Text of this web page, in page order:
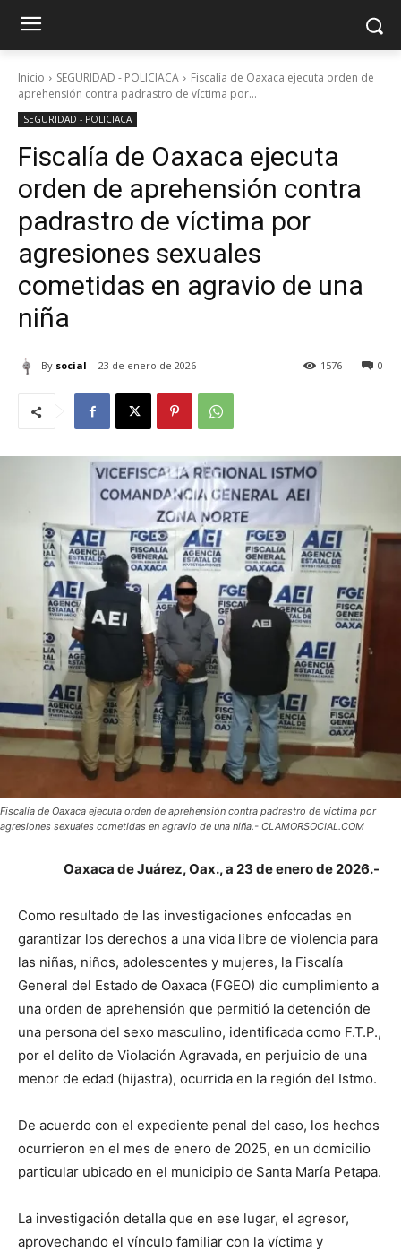
Inicio SEGURIDAD - POLICIACA
Fiscalía de Oaxaca ejecuta orden de
aprehensión contra padrastro de víctima por...
SEGURIDAD - POLICIACA
Fiscalía de Oaxaca ejecuta
orden de aprehensión contra
padrastro de víctima por
agresiones sexuales
cometidas en agravio de una
niña
By social 23 de enero de 2026 0
1576
Fiscalía de Oaxaca ejecuta orden de aprehensión contra padrastro de víctima por
agresiones sexuales cometidas en agravio de una niña.- CLAMORSOCIAL.COM
Oaxaca de Juárez, Oax., a 23 de enero de 2026.-
Como resultado de las investigaciones enfocadas en
garantizar los derechos a una vida libre de violencia para
las niñas, niños, adolescentes y mujeres, la Fiscalía
General del Estado de Oaxaca (FGEO) dio cumplimiento a
una orden de aprehensión que permitió la detención de
una persona del sexo masculino, identificada como F.T.P.,
por el delito de Violación Agravada, en perjuicio de una
menor de edad (hijastra), ocurrida en la región del Istmo.
De acuerdo con el expediente penal del caso, los hechos
ocurrieron en el mes de enero de 2025, en un domicilio
particular ubicado en el municipio de Santa María Petapa.
La investigación detalla que en ese lugar, el agresor,
aprovechando el vínculo familiar con la víctima y